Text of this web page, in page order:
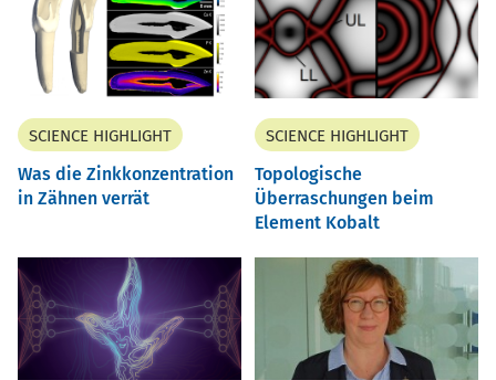
SCIENCE HIGHLIGHT
Was die Zinkkonzentration
in Zähnen verrät
SCIENCE HIGHLIGHT
Topologische
Überraschungen beim
Element Kobalt